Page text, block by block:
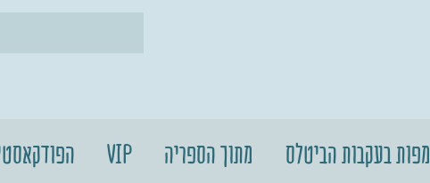
VIP מתוך הספריה מפות בעקבות הביטלס